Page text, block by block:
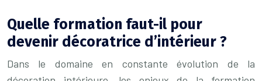
Quelle formation faut-il pour
devenir décoratrice d’intérieur ?
Dans le domaine en constante évolution de la